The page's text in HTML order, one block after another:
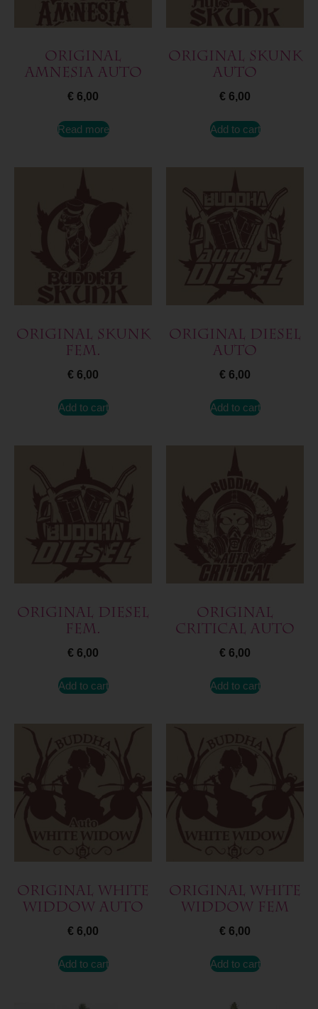
Original
Amnesia Auto
€ 6,00
Read more
Original Skunk
Auto
€ 6,00
Add to cart
Original Skunk
Fem.
€ 6,00
Add to cart
Original Diesel
Auto
€ 6,00
Add to cart
Original Diesel
Fem.
€ 6,00
Add to cart
Original
Critical Auto
€ 6,00
Add to cart
Original White
Widdow Auto
€ 6,00
Add to cart
Original White
Widdow Fem
€ 6,00
Add to cart